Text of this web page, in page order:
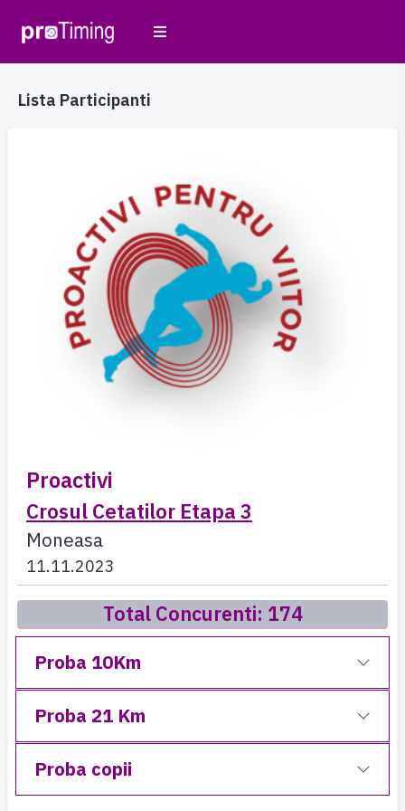
Lista Participanti
Proactivi
Crosul Cetatilor Etapa 3
Moneasa
11.11.2023
Total Concurenti: 174
Proba 10Km
Proba 21 Km
Proba copii